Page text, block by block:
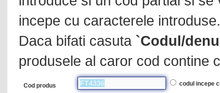
incepe cu caracterele introduse.
Daca bifati casuta `Codul/
produsele al caror cod contine
Cod produs codul incepe